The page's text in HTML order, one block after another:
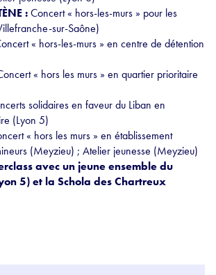
:Concert « hors-les-murs » pour les
sur-Saône)
« hors-les-murs » en centre de détention
« hors les murs » en quartier prioritaire
solidaires en faveur du Liban en
(Lyon 5)
« hors les murs » en établissement
(Meyzieu) ; Atelier jeunesse (Meyzieu)
avec un jeune ensemble du
5)et la Schola des Chartreux